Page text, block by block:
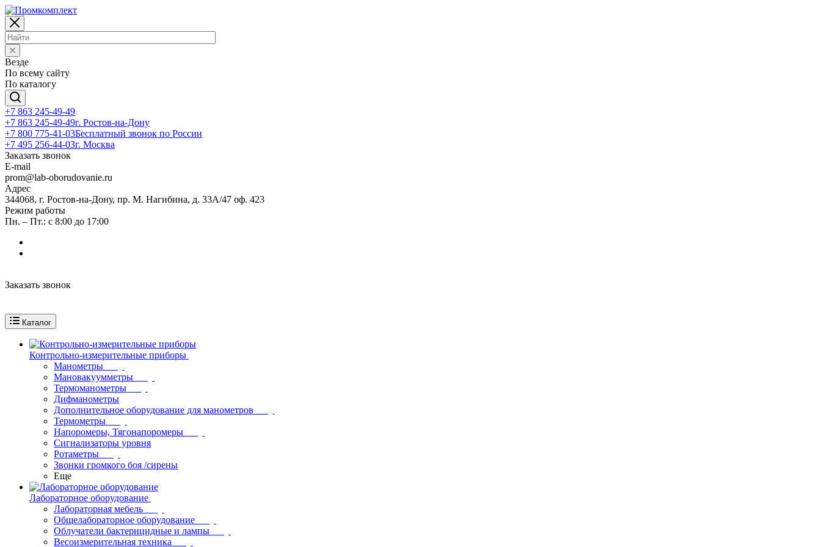
Везде
По всему сайту
По каталогу
+7 863 245-49-49
+7 863 245-49-49г. Ростов-на-Дону
+7 800 775-41-03Бесплатный звонок по России
+7 495 256-44-03г. Москва
Заказать звонок
E-mail
prom@lab-oborudovanie.ru
Адрес
344068, г. Ростов-на-Дону, пр. М. Нагибина, д. 33А/47 оф. 423
Режим работы
Пн. – Пт.: с 8:00 до 17:00
Заказать звонок
Каталог
Контрольно-измерительные приборы
Манометры
Мановакуумметры
Термоманометры
Дифманометры
Дополнительное оборудование для манометров
Термометры
Напоромеры, Тягонапоромеры
Сигнализаторы уровня
Ротаметры
Звонки громкого боя /сирены
Еще
Лабораторное оборудование
Лабораторная мебель
Общелабораторное оборудование
Облучатели бактерицидные и лампы
Весоизмерительная техника